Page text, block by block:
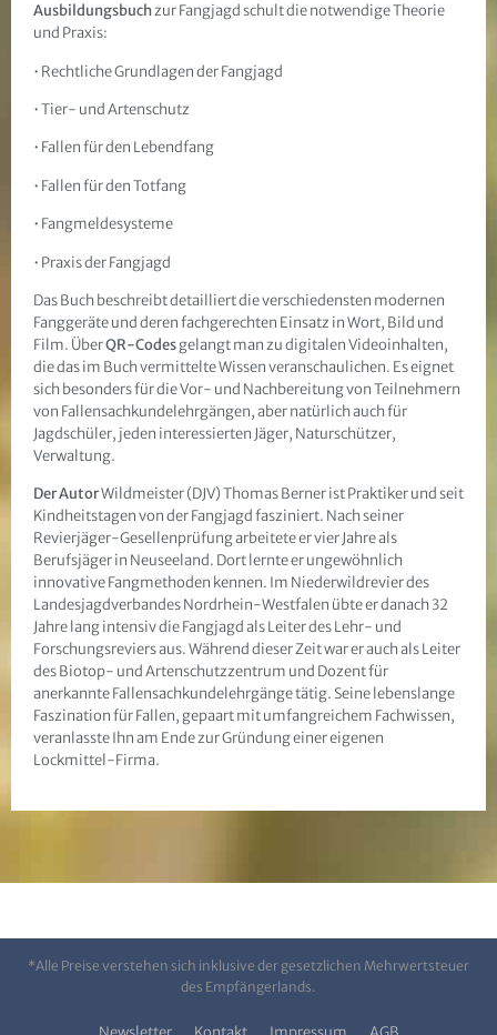
Ausbildungsbuchzur Fangjagd schult die notwendige Theorie
und Praxis:
• Rechtliche Grundlagen der Fangjagd
• Tier- und Artenschutz
• Fallen für den Lebendfang
• Fallen für den Totfang
• Fangmeldesysteme
• Praxis der Fangjagd
Das Buch beschreibt detailliert die verschiedensten modernen
Fanggeräte und deren fachgerechten Einsatz in Wort, Bild und
Film. ÜberQR-Codesgelangt man zu digitalen Videoinhalten,
die das im Buch vermittelte Wissen veranschaulichen. Es eignet
sich besonders für die Vor- und Nachbereitung von Teilnehmern
von Fallensachkundelehrgängen, aber natürlich auch für
Jagdschüler, jeden interessierten Jäger, Naturschützer,
Verwaltung.
Der AutorWildmeister (DJV) Thomas Berner ist Praktiker und seit
Kindheitstagen von der Fangjagd fasziniert. Nach seiner
Revierjäger-Gesellenprüfung arbeitete er vier Jahre als
Berufsjäger in Neuseeland. Dort lernte er ungewöhnlich
innovative Fangmethoden kennen. Im Niederwildrevier des
Landesjagdverbandes Nordrhein-Westfalen übte er danach 32
Jahre lang intensiv die Fangjagd als Leiter des Lehr- und
Forschungsreviers aus. Während dieser Zeit war er auch als Leiter
des Biotop- und Artenschutzzentrum und Dozent für
anerkannte Fallensachkundelehrgänge tätig. Seine lebenslange
Faszination für Fallen, gepaart mit umfangreichem Fachwissen,
veranlasste Ihn am Ende zur Gründung einer eigenen
Lockmittel-Firma.
*Alle Preise verstehen sich inklusive der gesetzlichen Mehrwertsteuer
des Empfängerlands.